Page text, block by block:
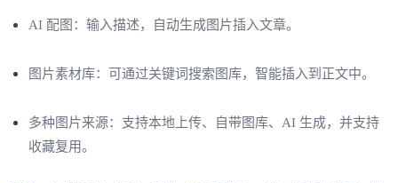
AI 配图：输入描述，自动生成图片插入文章。
图片素材库：可通过关键词搜索图库，智能插入到正文中。
多种图片来源：支持本地上传、自带图库、AI 生成，并支持
收藏复用。